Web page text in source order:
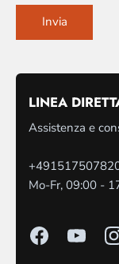
Invia
LINEA
Assistenza e
Mo-Fr, 09:00 -